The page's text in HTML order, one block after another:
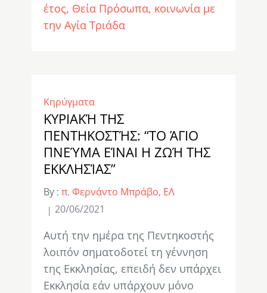
έτος Θεία Πρόσωπα κοινωνία με
την Αγία Τριάδα
Κηρύγματα
ΚΥΡΙΑΚΉ ΤΗΣ
ΠΕΝΤΗΚΟΣΤΉΣ: “ΤΟ ΆΓΙΟ
ΠΝΕΎΜΑ ΕΊΝΑΙ Η ΖΩΉ ΤΗΣ
ΕΚΚΛΗΣΊΑΣ”
By : π. Φερνάντο Μπράβο, ΕΛ
20/06/2021
Αυτή την ημέρα της Πεντηκοστής
λοιπόν σηματοδοτεί τη γέννηση
της Εκκλησίας, επειδή δεν υπάρχει
Εκκλησία εάν υπάρχουν μόνο